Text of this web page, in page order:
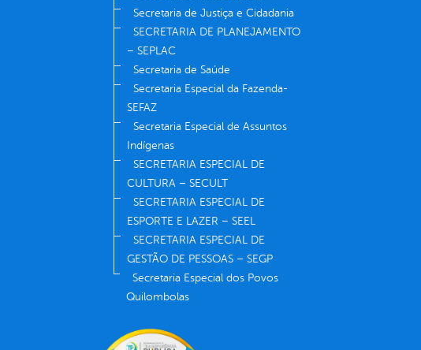
Secretaria de Justiça e Cidadania
SECRETARIA DE PLANEJAMENTO
– SEPLAC
Secretaria de Saúde
Secretaria Especial da Fazenda-
SEFAZ
Secretaria Especial de Assuntos
Indígenas
SECRETARIA ESPECIAL DE
CULTURA – SECULT
SECRETARIA ESPECIAL DE
ESPORTE E LAZER – SEEL
SECRETARIA ESPECIAL DE
GESTÃO DE PESSOAS – SEGP
Secretaria Especial dos Povos
Quilombolas